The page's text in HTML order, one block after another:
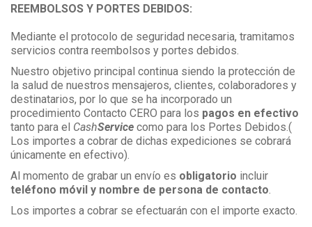
REEMBOLSOS Y PORTES DEBIDOS:
Mediante el protocolo de seguridad necesaria, tramitamos
servicios contra reembolsos y portes debidos.
Nuestro objetivo principal continua siendo la protección de
la salud de nuestros mensajeros, clientes, colaboradores y
destinatarios, por lo que se ha incorporado un
procedimiento Contacto CERO para los pagos en efectivo
tanto para el CashService como para los Portes Debidos.(
Los importes a cobrar de dichas expediciones se cobrará
únicamente en efectivo).
Al momento de grabar un envío es obligatorio incluir
teléfono móvil y nombre de persona de contacto
Los importes a cobrar se efectuarán con el importe exacto.